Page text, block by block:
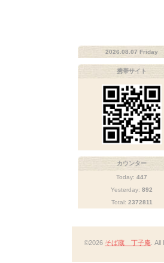
2026.08.07 Friday
携帯サイト
カウンター
Today: 447
Yesterday: 892
Total: 2372811
©2026 そば蔵 丁子庵 .